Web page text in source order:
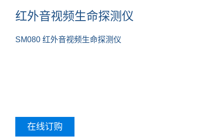
红外音视频生命探测仪
SM080 红外音视频生命探测仪
在线订购